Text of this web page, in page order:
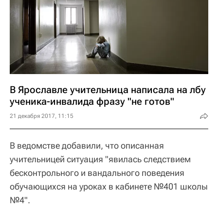
В Ярославле учительница написала на лбу
ученика-инвалида фразу "не готов"
21 декабря 2017, 11:15
В ведомстве добавили, что описанная
учительницей ситуация "явилась следствием
бесконтрольного и вандального поведения
обучающихся на уроках в кабинете №401 школы
№4".